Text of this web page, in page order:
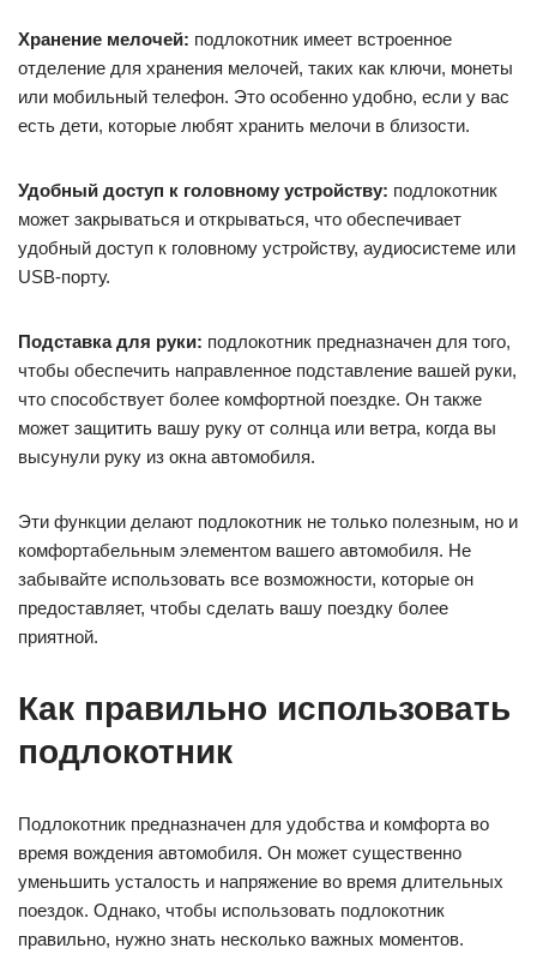
Хранение мелочей: подлокотник имеет встроенное
отделение для хранения мелочей, таких как ключи, монеты
или мобильный телефон. Это особенно удобно, если у вас
есть дети, которые любят хранить мелочи в близости.
Удобный доступ к головному устройству: подлокотник
может закрываться и открываться, что обеспечивает
удобный доступ к головному устройству, аудиосистеме или
USB-порту.
Подставка для руки: подлокотник предназначен для того,
чтобы обеспечить направленное подставление вашей руки,
что способствует более комфортной поездке. Он также
может защитить вашу руку от солнца или ветра, когда вы
высунули руку из окна автомобиля.
Эти функции делают подлокотник не только полезным, но и
комфортабельным элементом вашего автомобиля. Не
забывайте использовать все возможности, которые он
предоставляет, чтобы сделать вашу поездку более
приятной.
Как правильно использовать
подлокотник
Подлокотник предназначен для удобства и комфорта во
время вождения автомобиля. Он может существенно
уменьшить усталость и напряжение во время длительных
поездок. Однако, чтобы использовать подлокотник
правильно, нужно знать несколько важных моментов.